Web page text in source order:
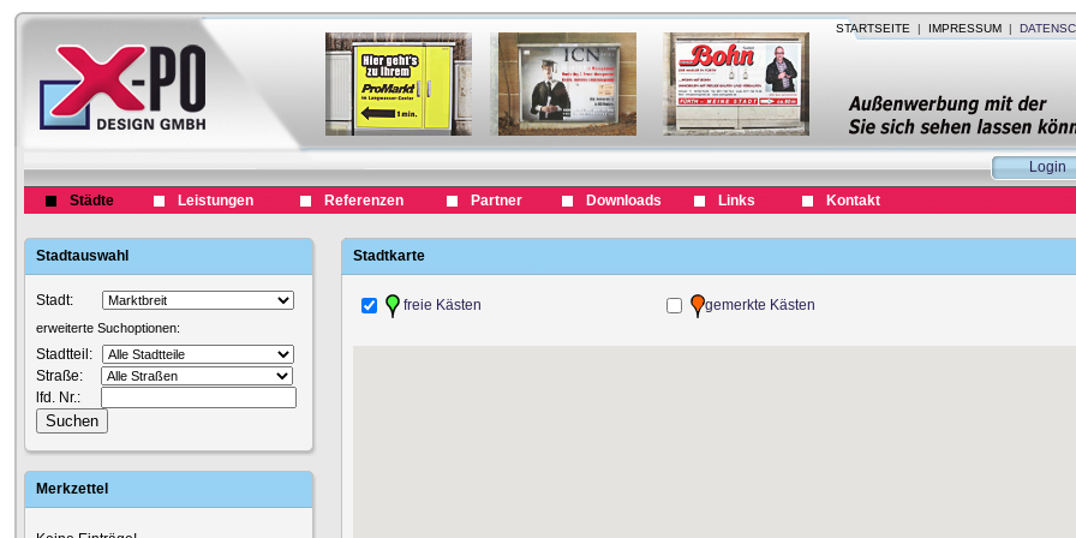
STARTSEITE | IMPRESSUM |
Login
Städte
Leistungen Referenzen Partner Downloads Links Kontakt
Stadtauswahl
Stadt:
erweiterte Suchoptionen:
Stadtteil:
Straße:
lfd. Nr.:
Merkzettel
Stadtkarte
freie Kästen gemerkte Kästen